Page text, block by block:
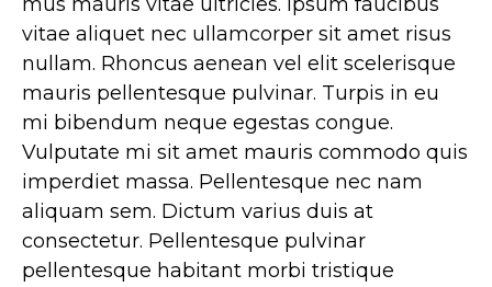
vitae aliquet nec ullamcorper sit amet risus
nullam. Rhoncus aenean vel elit scelerisque
mauris pellentesque pulvinar. Turpis in eu
mi bibendum neque egestas congue.
Vulputate mi sit amet mauris commodo quis
imperdiet massa. Pellentesque nec nam
aliquam sem. Dictum varius duis at
consectetur. Pellentesque pulvinar
pellentesque habitant morbi tristique